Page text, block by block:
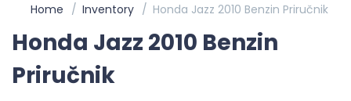
Home Inventory Honda Jazz 2010 Benzin Priručnik
Honda Jazz 2010 Benzin
Priručnik